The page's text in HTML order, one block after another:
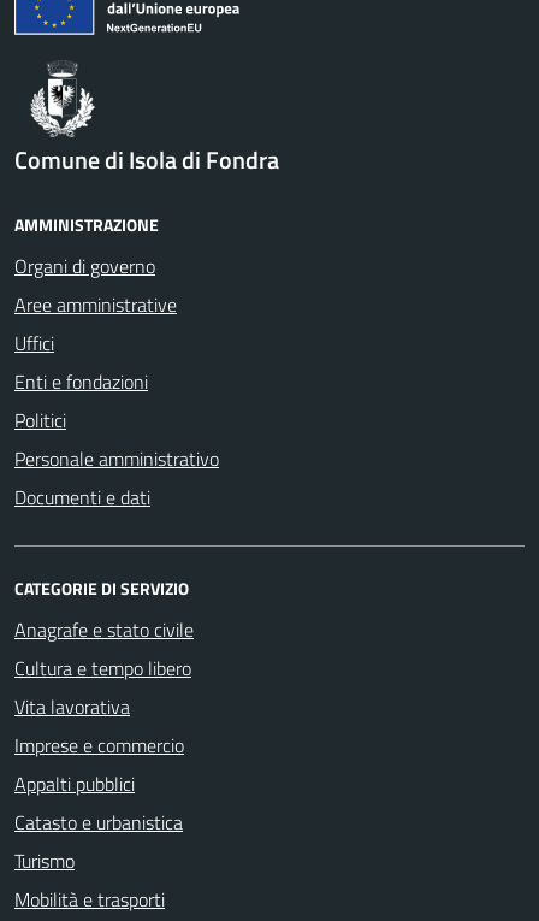
Comune di Isola di Fondra
AMMINISTRAZIONE
Organi di governo
Aree amministrative
Uffici
Enti e fondazioni
Politici
Personale amministrativo
Documenti e dati
CATEGORIE DI SERVIZIO
Anagrafe e stato civile
Cultura e tempo libero
Vita lavorativa
Imprese e commercio
Appalti pubblici
Catasto e urbanistica
Turismo
Mobilità e trasporti